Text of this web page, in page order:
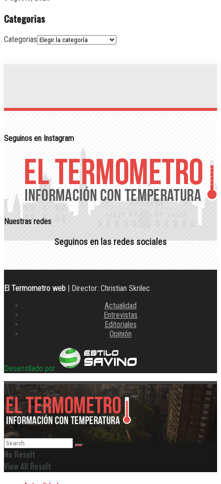
Categorias
Categorias
Seguinos en Instagram
Nuestras redes
Seguinos en las redes sociales
El Termometro web | Director: Christian Skrilec
Actualidad
Entrevistas
Editoriales
Opinión
Desarrollado por
No Result
View All Result